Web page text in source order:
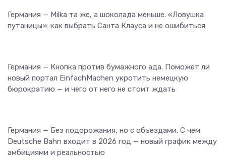
Германия — Milka та же, а шоколада меньше. «Ловушка
путаницы»: как выбрать Санта Клауса и не ошибиться
Германия — Кнопка против бумажного ада. Поможет ли
новый портал EinfachMachen укротить немецкую
бюрократию — и чего от него не стоит ждать
Германия — Без подорожания, но с объездами. С чем
Deutsche Bahn входит в 2026 год — новый график между
амбициями и реальностью